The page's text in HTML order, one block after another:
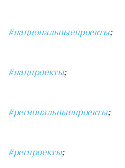
#национальныепроекты;
#нацпроекты;
#региональныепроекты;
#регпроекты;